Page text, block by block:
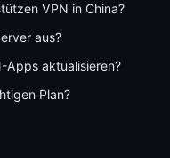
VPN in China?
aus?
Apps aktualisieren?
Plan?